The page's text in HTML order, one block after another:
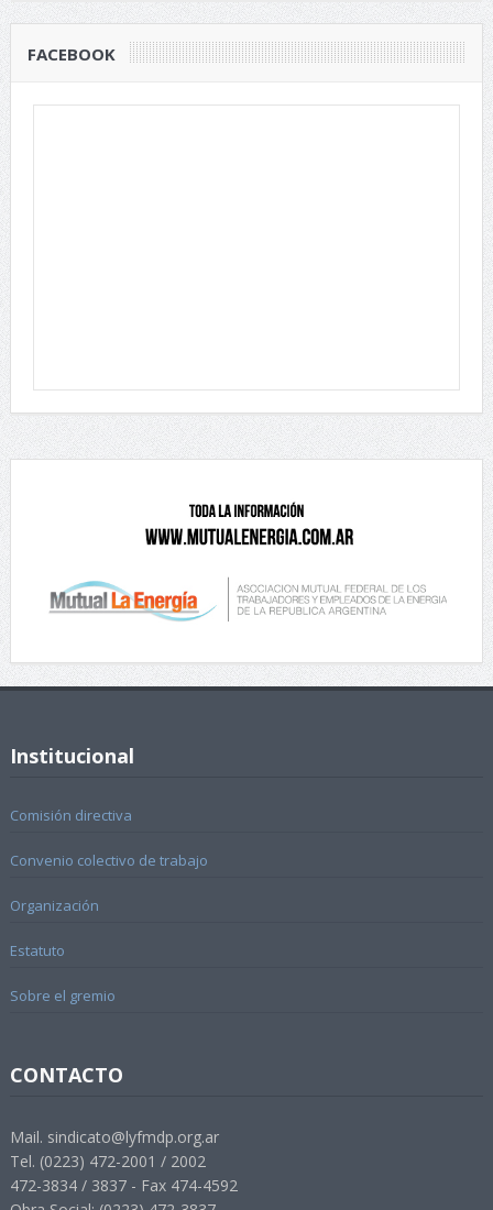
FACEBOOK
Institucional
Comisión directiva
Convenio colectivo de trabajo
Organización
Estatuto
Sobre el gremio
CONTACTO
Mail. sindicato@lyfmdp.org.ar
Tel. (0223) 472-2001 / 2002
472-3834 / 3837 - Fax 474-4592